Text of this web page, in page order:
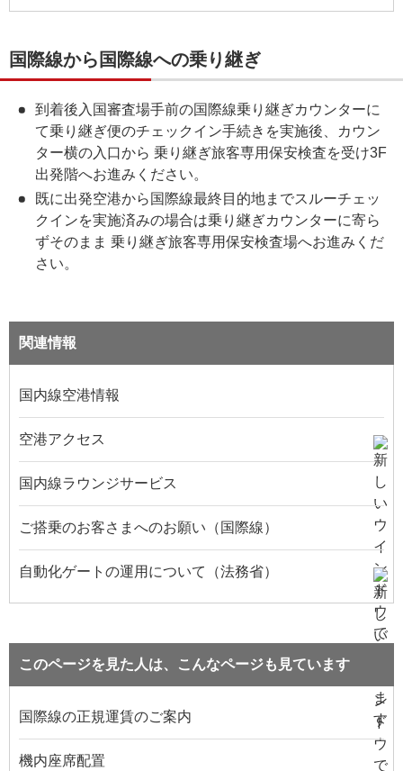
国際線から国際線への乗り継ぎ
到着後入国審査場手前の国際線乗り継ぎカウンターに
て乗り継ぎ便のチェックイン手続きを実施後、カウン
ター横の入口から 乗り継ぎ旅客専用保安検査を受け3F
出発階へお進みください。
既に出発空港から国際線最終目的地までスルーチェッ
クインを実施済みの場合は乗り継ぎカウンターに寄ら
ずそのまま 乗り継ぎ旅客専用保安検査場へお進みくだ
さい。
関連情報
国内線空港情報
空港アクセス
国内線ラウンジサービス
ご搭乗のお客さまへのお願い（国際線）
自動化ゲートの運用について（法務省）
このページを見た人は、こんなページも見ています
国際線の正規運賃のご案内
機内座席配置